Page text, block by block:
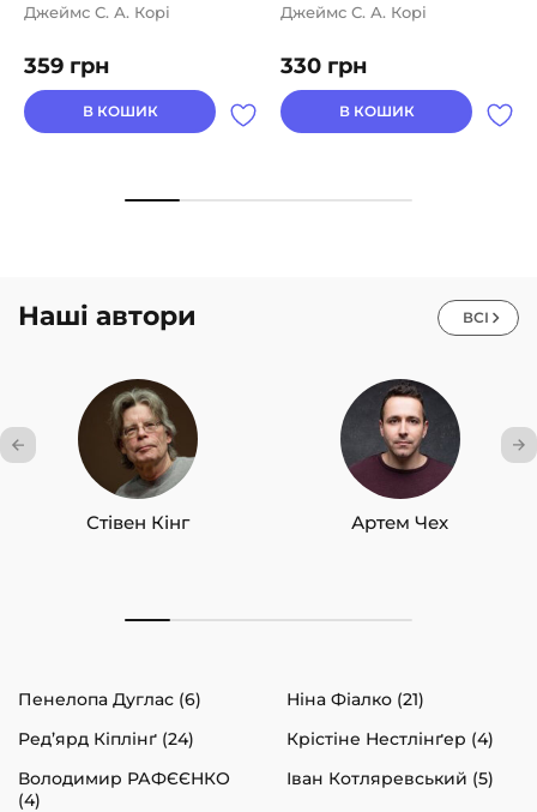
359 грн
Джеймс С. А. Корі
В КОШИК
330 грн
Джеймс С. А. Корі
В КОШИК
Наші автори ВСІ
Стівен Кінг Артем Чех
Пенелопа Дуглас (6)
Ніна Фіалко (21)
Ред’ярд Кіплінґ (24)
Крістіне Нестлінґер (4)
Володимир РАФЄЄНКО
(4)
Іван Котляревський (5)